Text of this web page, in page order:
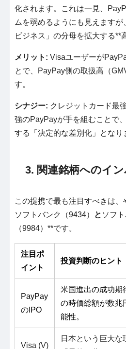
化されます。これは一見、
ムを弱めるようにも見えます
ビジネス」の分母を拡大する**
メリット: Visaユーザーが
とで、PayPay側の取扱高（
す。
シナジー: クレジットカード最
強のPayPayが手を組むことで
する「決定的な差別化」となり
3. 関連銘柄へのイン
この提携で最も注目すべきは
ソフトバンク（9434）
と ソフ
（9984）**です。
注目ポ
イント
投資判断のヒント
PayPay
のIPO
米国進出の成功期
の時価総額が数兆
能性。
Visa (V)
日本という巨大な